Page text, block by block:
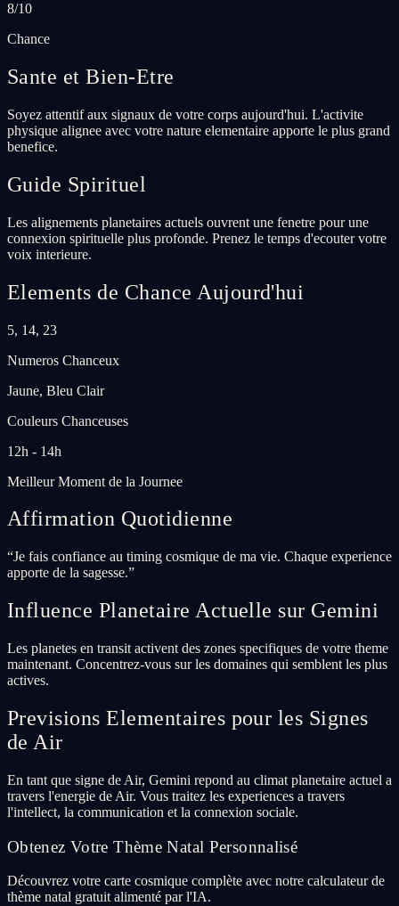
8/10
Chance
Sante et Bien-Etre
Soyez attentif aux signaux de votre corps aujourd'hui. L'activite
physique alignee avec votre nature elementaire apporte le plus grand
benefice.
Guide Spirituel
Les alignements planetaires actuels ouvrent une fenetre pour une
connexion spirituelle plus profonde. Prenez le temps d'ecouter votre
voix interieure.
Elements de Chance Aujourd'hui
5, 14, 23
Numeros Chanceux
Jaune, Bleu Clair
Couleurs Chanceuses
12h - 14h
Meilleur Moment de la Journee
Affirmation Quotidienne
“Je fais confiance au timing cosmique de ma vie. Chaque experience
apporte de la sagesse.”
Influence Planetaire Actuelle sur Gemini
Les planetes en transit activent des zones specifiques de votre theme
maintenant. Concentrez-vous sur les domaines qui semblent les plus
actives.
Previsions Elementaires pour les Signes
de Air
En tant que signe de Air, Gemini repond au climat planetaire actuel a
travers l'energie de Air. Vous traitez les experiences a travers
l'intellect, la communication et la connexion sociale.
Obtenez Votre Thème Natal Personnalisé
Découvrez votre carte cosmique complète avec notre calculateur de
thème natal gratuit alimenté par l'IA.